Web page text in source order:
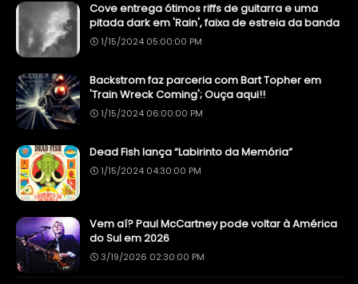
Cove entrega ótimos riffs de guitarra e uma
pitada dark em 'Rain', faixa de estreia da banda
1/15/2024 05:00:00 PM
Backstrom faz parceria com Bart Topher em
'Train Wreck Coming'; Ouça aqui!!
1/15/2024 06:00:00 PM
Dead Fish lança “Labirinto da Memória”
1/15/2024 04:30:00 PM
Vem aí? Paul McCartney pode voltar à América
do Sul em 2026
3/19/2026 02:30:00 PM